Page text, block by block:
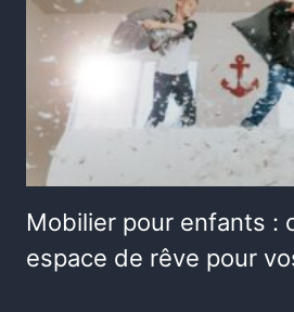
Mobilier pour enfants :
espace de rêve pour